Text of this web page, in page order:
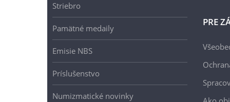
Striebro
Pamätné medaily
Emisie NBS
Príslušenstvo
Numizmatické novinky
PRE